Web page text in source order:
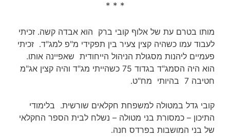
* * *
מותו בטרם עת של אלוף קובי ברק הוא אבדה קשה. זכיתי
לעבוד עמו כשהיה קצין צעיר בין תפקידי מ"פ למג"ד. זכיתי
פעמיים ליהנות מסגולת הניהול הייחודית שאפיינה אותו.
הוא היה הסמג"ד בגדוד 75 כשהייתי מג"ד והיה קצין אג"מ
חטיבה 7 בהיותי מח"ט.
קובי גדל במטולה למשפחת חקלאים שורשית. בלימודי
התיכון – כמסורת בני מטולה – נשלח לבית הספר החקלאי
של בני המושבות בפרדס חנה.